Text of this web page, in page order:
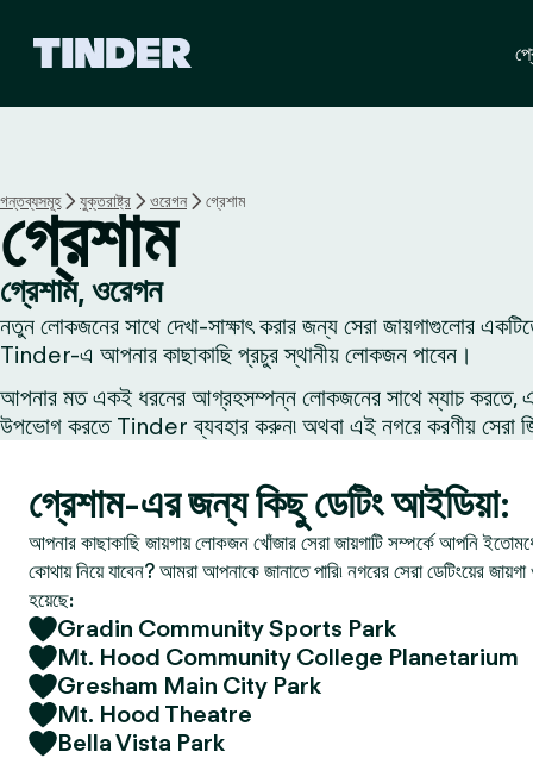
হো
গন্তব্যসমূহ যুক্তরাষ্ট্র ওরেগন গ্রেশাম
গ্রেশাম
গ্রেশাম, ওরেগন
নতুন লোকজনের সাথে দেখা-সাক্ষাৎ করার জন্য সেরা জায়গাগুলোর
Tinder-এ আপনার কাছাকাছি প্রচুর স্থানীয় লোকজন পাবেন।
আপনার মত একই ধরনের আগ্রহসম্পন্ন লোকজনের সাথে ম্যাচ করতে,
উপভোগ করতে Tinder ব্যবহার করুন৷ অথবা এই নগরে করণীয় সেরা
গ্রেশাম-এর জন্য কিছু ডেটিং আইডিয়া:
আপনার কাছাকাছি জায়গায় লোকজন খোঁজার সেরা জায়গাটি সম্পর্কে আপনি
কোথায় নিয়ে যাবেন? আমরা আপনাকে জানাতে পারি৷ নগরের সেরা ডেটিংয়ের
হয়েছে:
Gradin Community Sports Park
Mt. Hood Community College Planetarium
Gresham Main City Park
Mt. Hood Theatre
Bella Vista Park